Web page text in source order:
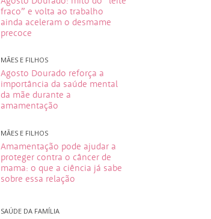
fraco” e volta ao trabalho
ainda aceleram o desmame
precoce
MÃES E FILHOS
Agosto Dourado reforça a
importância da saúde mental
da mãe durante a
amamentação
MÃES E FILHOS
Amamentação pode ajudar a
proteger contra o câncer de
mama: o que a ciência já sabe
sobre essa relação
SAÚDE DA FAMÍLIA